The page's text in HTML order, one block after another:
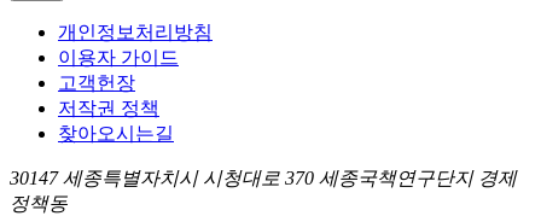
개인정보처리방침
이용자 가이드
고객헌장
저작권 정책
찾아오시는길
30147 세종특별자치시 시청대로 370 세종국책연구단지 경제
정책동